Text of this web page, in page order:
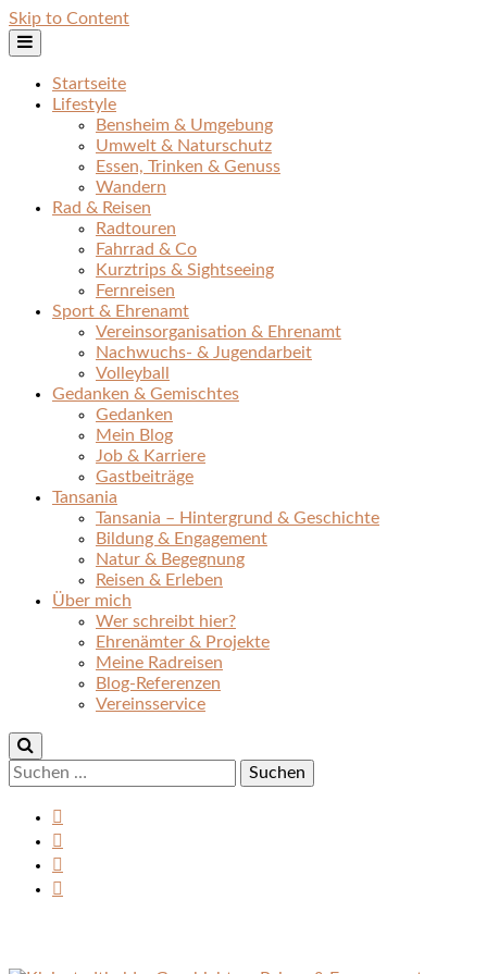
Skip to Content
Startseite
Lifestyle
Bensheim & Umgebung
Umwelt & Naturschutz
Essen, Trinken & Genuss
Wandern
Rad & Reisen
Radtouren
Fahrrad & Co
Kurztrips & Sightseeing
Fernreisen
Sport & Ehrenamt
Vereinsorganisation & Ehrenamt
Nachwuchs- & Jugendarbeit
Volleyball
Gedanken & Gemischtes
Gedanken
Mein Blog
Job & Karriere
Gastbeiträge
Tansania
Tansania – Hintergrund & Geschichte
Bildung & Engagement
Natur & Begegnung
Reisen & Erleben
Über mich
Wer schreibt hier?
Ehrenämter & Projekte
Meine Radreisen
Blog-Referenzen
Vereinsservice
Suchen
nach: